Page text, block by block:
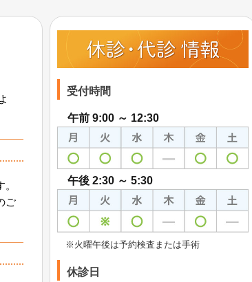
ご
受付時間
午前 9:00 ～ 12:30
午後 2:30 ～ 5:30
※火曜午後は予約検査または手術
休診日